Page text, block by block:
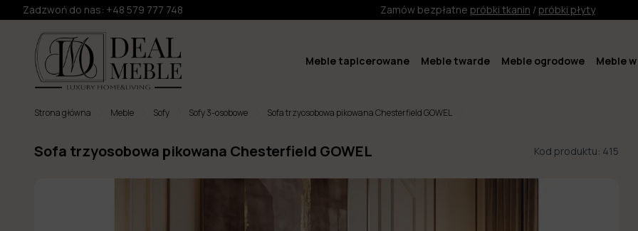
Zadzwoń do nas: +48 579 777 748 Zamów bezpłatne próbki tkanin / próbki płyty
Meble tapicerowane Meble twarde Meble ogrodowe Meble
Strona główna Meble Sofy Sofy 3-osobowe Sofa trzyosobowa pikowana Chesterfield GOWEL
Sofa trzyosobowa pikowana Chesterfield GOWEL Kod produktu: 415